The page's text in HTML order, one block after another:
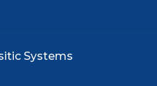
Systems